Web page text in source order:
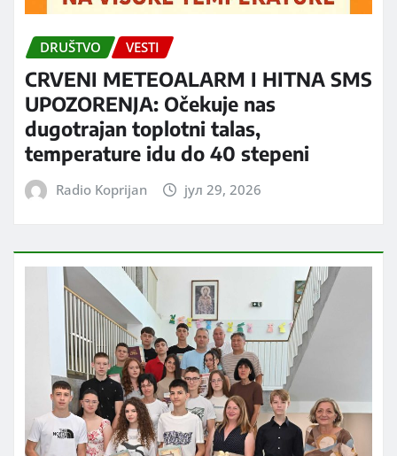
DRUŠTVO VESTI
CRVENI METEOALARM I HITNA SMS
UPOZORENJA: Očekuje nas
dugotrajan toplotni talas,
temperature idu do 40 stepeni
Radio Koprijan јул 29, 2026